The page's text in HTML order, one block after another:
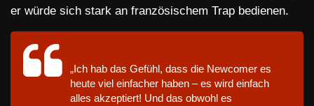
er würde sich stark an französischem Trap bedienen.
„Ich hab das Gefühl, dass die Newcomer es
heute viel einfacher haben – es wird einfach
alles akzeptiert! Und das obwohl es